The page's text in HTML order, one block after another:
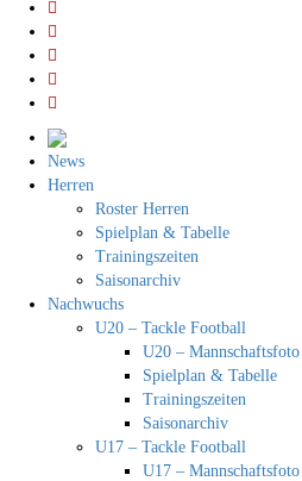
News
Herren
Roster Herren
Spielplan & Tabelle
Trainingszeiten
Saisonarchiv
Nachwuchs
U20 – Tackle Football
U20 –
Spielplan & Tabelle
Trainingszeiten
Saisonarchiv
U17 – Tackle Football
U17 –